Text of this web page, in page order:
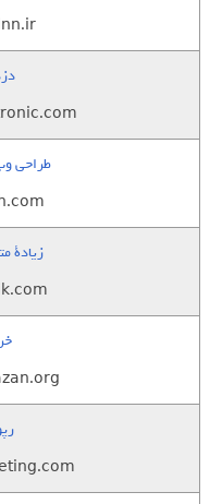
طراحی
زيادة